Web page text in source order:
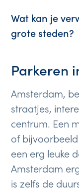
Wat kan je
grote steden?
Parkeren
Amsterdam,
straatjes,
centrum. Een
of
een erg leuke
Amsterdam
is zelfs de